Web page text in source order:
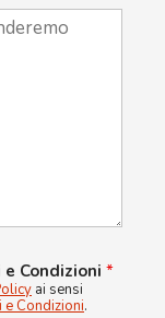
Condizioni *
ai sensi
e Condizioni.